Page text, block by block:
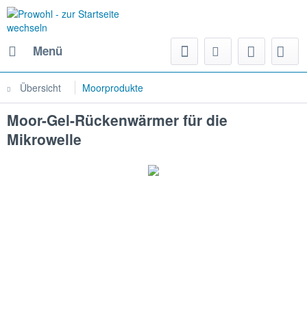
Menü
Übersicht Moorprodukte
Moor-Gel-Rückenwärmer für die
Mikrowelle